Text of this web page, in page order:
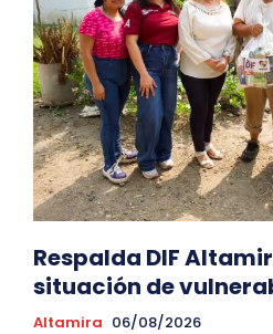
Respalda DIF
situación de
Altamira 06/08/2026